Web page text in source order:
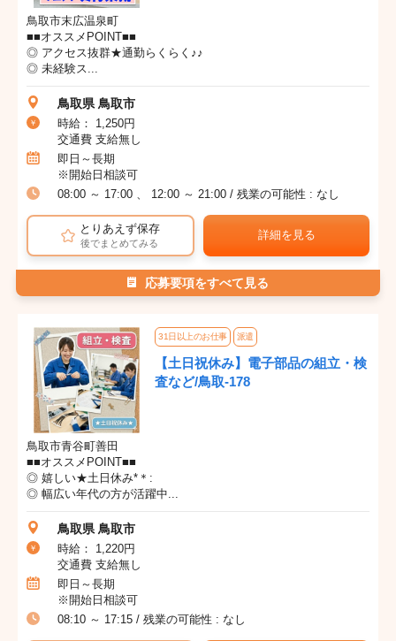
鳥取市末広温泉町
■■オススメPOINT■■
◎ アクセス抜群★通勤らくらく♪♪
◎ 未経験ス...
鳥取県 鳥取市
時給： 1,250円
交通費 支給無し
即日～長期
※開始日相談可
08:00 ～ 17:00 、 12:00 ～ 21:00 / 残業の可能性 : なし
とりあえず保存
後でまとめてみる
詳細を見る
応募要項をすべて見る
31日以上のお仕事 派遣
【土日祝休み】電子部品の組立・検
査など/鳥取-178
鳥取市青谷町善田
■■オススメPOINT■■
◎ 嬉しい★土日休み*＊:
◎ 幅広い年代の方が活躍中...
鳥取県 鳥取市
時給： 1,220円
交通費 支給無し
即日～長期
※開始日相談可
08:10 ～ 17:15 / 残業の可能性 : なし